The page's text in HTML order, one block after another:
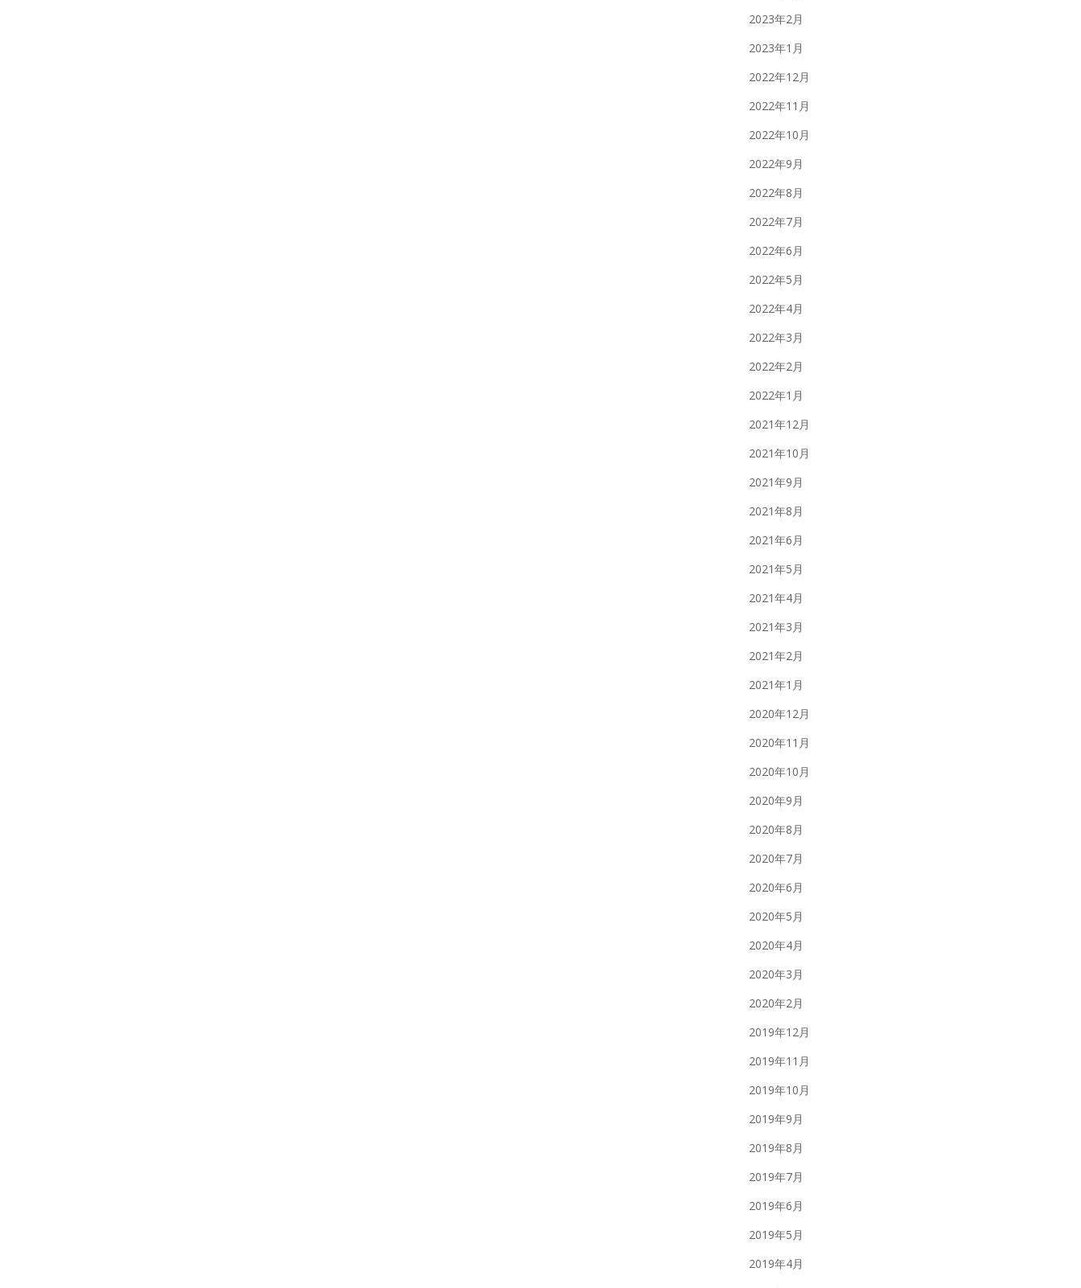
2023年2月
2023年1月
2022年12月
2022年11月
2022年10月
2022年9月
2022年8月
2022年7月
2022年6月
2022年5月
2022年4月
2022年3月
2022年2月
2022年1月
2021年12月
2021年10月
2021年9月
2021年8月
2021年6月
2021年5月
2021年4月
2021年3月
2021年2月
2021年1月
2020年12月
2020年11月
2020年10月
2020年9月
2020年8月
2020年7月
2020年6月
2020年5月
2020年4月
2020年3月
2020年2月
2019年12月
2019年11月
2019年10月
2019年9月
2019年8月
2019年7月
2019年6月
2019年5月
2019年4月